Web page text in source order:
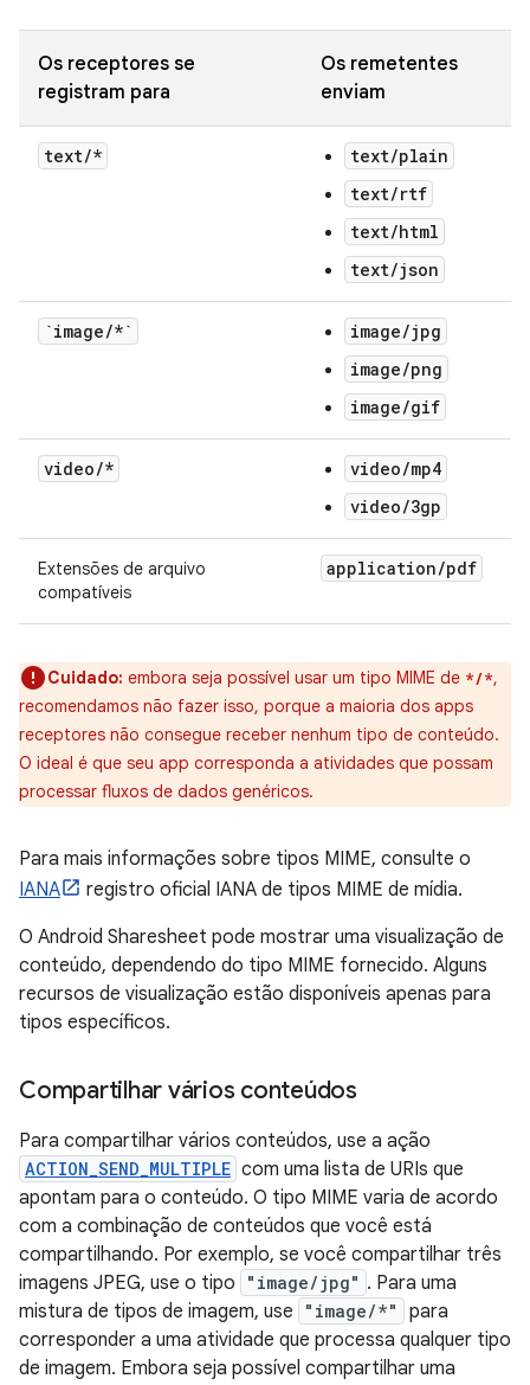
Os receptores se
registram para
Os remetentes
enviam
text/*
text/plain
text/rtf
text/html
text/json
`image/*`
image/jpg
image/png
image/gif
video/*
video/mp4
video/3gp
Extensões de arquivo
compatíveis
application/pdf
Cuidado: embora seja possível usar um tipo MIME de */*,
recomendamos não fazer isso, porque a maioria dos apps
receptores não consegue receber nenhum tipo de conteúdo.
O ideal é que seu app corresponda a atividades que possam
processar fluxos de dados genéricos.
Para mais informações sobre tipos MIME, consulte o
IANA
registro oficial IANA de tipos MIME de mídia.
O Android Sharesheet pode mostrar uma visualização de
conteúdo, dependendo do tipo MIME fornecido. Alguns
recursos de visualização estão disponíveis apenas para
tipos específicos.
Compartilhar vários conteúdos
Para compartilhar vários conteúdos, use a ação
ACTION_SEND_MULTIPLE com uma lista de URIs que
apontam para o conteúdo. O tipo MIME varia de acordo
com a combinação de conteúdos que você está
compartilhando. Por exemplo, se você compartilhar três
imagens JPEG, use o tipo
"image/jpg" . Para uma
mistura de tipos de imagem, use
"image/*"
para
corresponder a uma atividade que processa qualquer tipo
de imagem. Embora seja possível compartilhar uma